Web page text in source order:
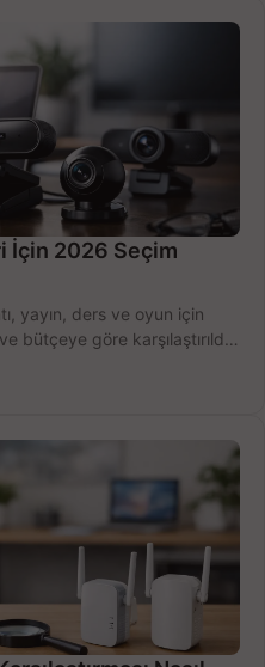
İçin 2026 Seçim
yayın, ders ve oyun için
bütçeye göre karşılaştırıldı.